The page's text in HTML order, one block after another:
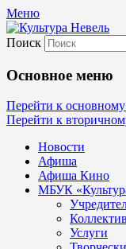
Меню
Культура
МБУК
Поиск
Основное меню
Перейти к
Перейти к
Новости
Афиша
Афиша Кино
МБУК
Коллектив
Услуги